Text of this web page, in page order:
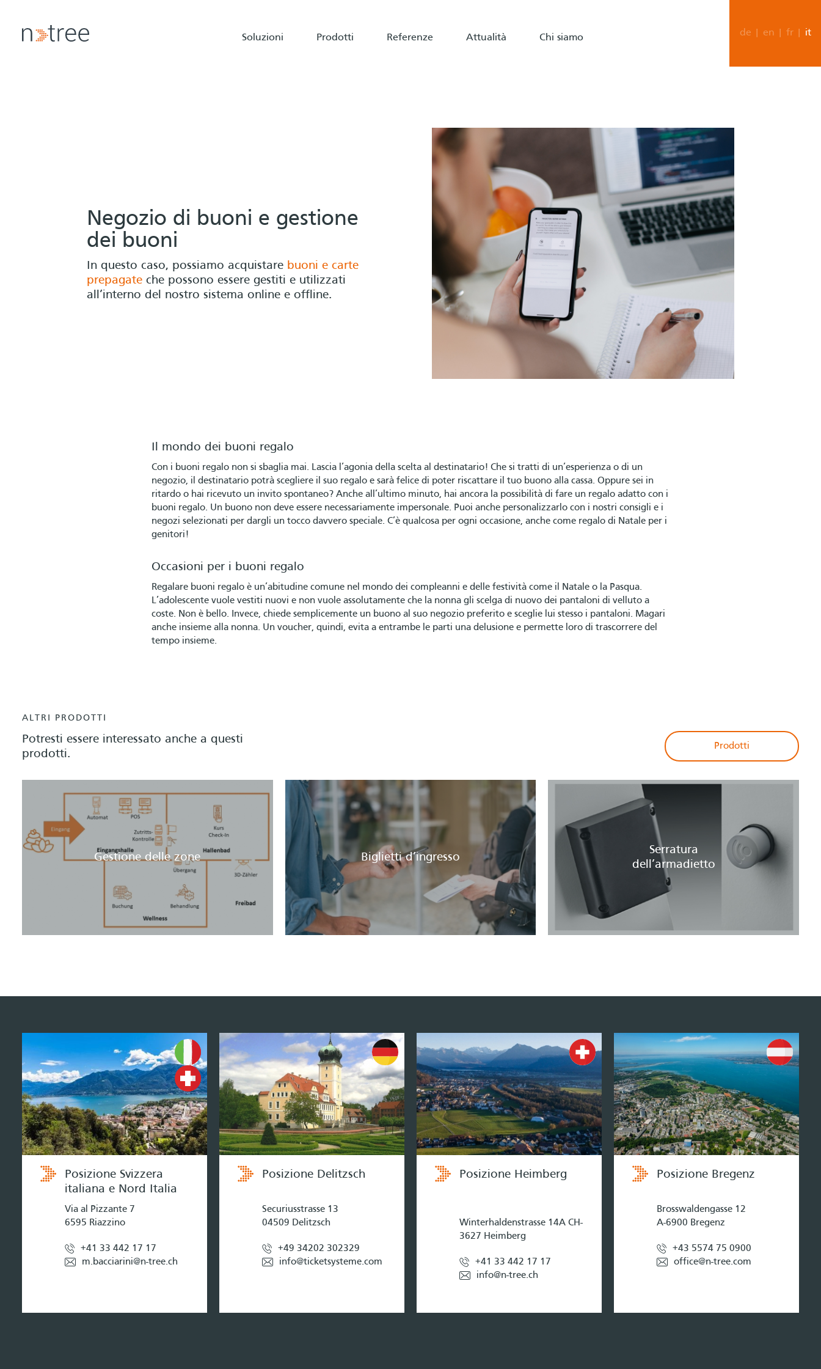
Soluzioni Prodotti Referenze Attualità Chi siamo de en fr it
Negozio di buoni e gestione
dei buoni
In questo caso, possiamo acquistare buoni e carte
prepagateche possono essere gestiti e utilizzati
all’interno del nostro sistema online e offline.
Il mondo dei buoni regalo
Con i buoni regalo non si sbaglia mai. Lascia l’agonia della scelta al destinatario! Che si tratti di un’esperienza o di un
negozio, il destinatario potrà scegliere il suo regalo e sarà felice di poter riscattare il tuo buono alla cassa. Oppure sei in
ritardo o hai ricevuto un invito spontaneo? Anche all’ultimo minuto, hai ancora la possibilità di fare un regalo adatto con i
buoni regalo. Un buono non deve essere necessariamente impersonale. Puoi anche personalizzarlo con i nostri consigli e i
negozi selezionati per dargli un tocco davvero speciale. C’è qualcosa per ogni occasione, anche come regalo di Natale per i
genitori!
Occasioni per i buoni regalo
Regalare buoni regalo è un’abitudine comune nel mondo dei compleanni e delle festività come il Natale o la Pasqua.
L’adolescente vuole vestiti nuovi e non vuole assolutamente che la nonna gli scelga di nuovo dei pantaloni di velluto a
coste. Non è bello. Invece, chiede semplicemente un buono al suo negozio preferito e sceglie lui stesso i pantaloni. Magari
anche insieme alla nonna. Un voucher, quindi, evita a entrambe le parti una delusione e permette loro di trascorrere del
tempo insieme.
ALTRI PRODOTTI
Potresti essere interessato anche a questi
prodotti.
Prodotti
Gestione delle zone Biglietti d’ingresso
Serratura
dell’armadietto
Posizione Svizzera
italiana e Nord Italia
Via al Pizzante 7
6595 Riazzino
+41 33 442 17 17
m.bacciarini@n-tree.ch
Posizione Delitzsch
Securiusstrasse 13
04509 Delitzsch
+49 34202 302329
info@ticketsysteme.com
Posizione Heimberg
Winterhaldenstrasse 14A CH-
3627 Heimberg
+41 33 442 17 17
info@n-tree.ch
Posizione Bregenz
Brosswaldengasse 12
A-6900 Bregenz
+43 5574 75 0900
office@n-tree.com